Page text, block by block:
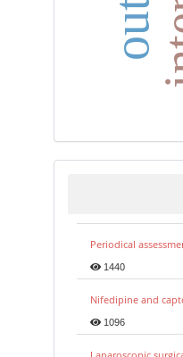
Periodical
1440
Nifedipine and
1096